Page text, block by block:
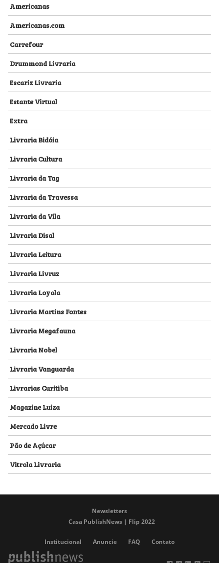
Americanas
Americanas.com
Carrefour
Drummond Livraria
Escariz Livraria
Estante Virtual
Extra
Livraria Bidóia
Livraria Cultura
Livraria da Tag
Livraria da Travessa
Livraria da Vila
Livraria Disal
Livraria Leitura
Livraria Livruz
Livraria Loyola
Livraria Martins Fontes
Livraria Megafauna
Livraria Nobel
Livraria Vanguarda
Livrarias Curitiba
Magazine Luiza
Mercado Livre
Pão de Açúcar
Vitrola Livraria
Newsletters
Casa PublishNews | Flip 2022
Institucional Anuncie FAQ Contato